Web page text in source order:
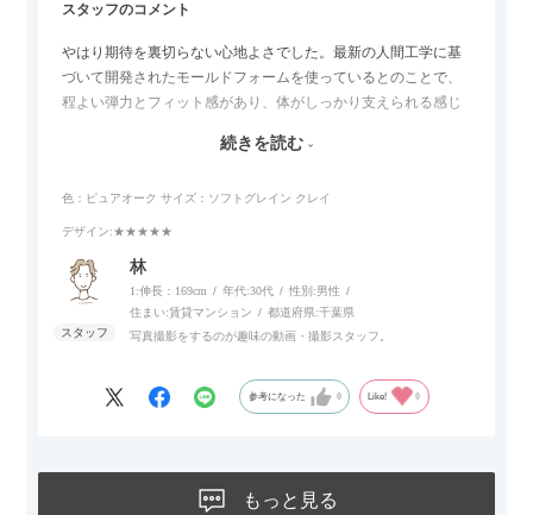
スタッフのコメント
やはり期待を裏切らない心地よさでした。最新の人間工学に基
づいて開発されたモールドフォームを使っているとのことで、
程よい弾力とフィット感があり、体がしっかり支えられる感じ
リラックスタイムによさそうでした。回転タイプなので、個人
す。
続きを読む
色：ピュアオーク サイズ：ソフトグレイン クレイ
デザイン:★★★★★
林
1:伸長：169cm 年代:30代 性別:男性
住まい:賃貸マンション 都道府県:千葉県
写真撮影をするのが趣味の動画・撮影スタッフ。
参考になった 0 Like! 0
もっと見る